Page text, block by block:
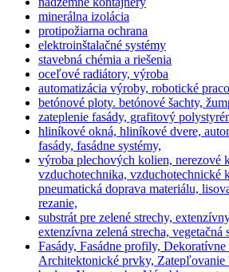
minerálna izolácia
protipožiarna ochrana
elektroinštalačné systémy
stavebná chémia a riešenia
oceľové radiátory, výroba
automatizácia výroby, robotické
betónové ploty. betónové šachty,
zateplenie fasády, grafitový
hliníkové okná, hliníkové dvere,
fasády, fasádne systémy,
výroba plechových kolien, nerezové
vzduchotechnika, vzduchotechnické
pneumatická doprava materiálu,
rezanie,
substrát pre zelené strechy,
extenzívna zelená strecha, vegetačná
Fasády, Fasádne profily,
Architektonické prvky, Zatepľovanie